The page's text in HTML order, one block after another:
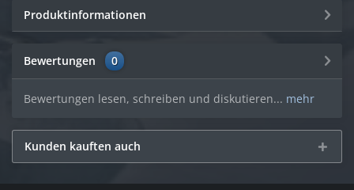
Produktinformationen
Bewertungen 0
Bewertungen lesen, schreiben und diskutieren... mehr
Kunden kauften auch